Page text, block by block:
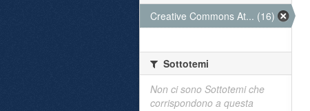
Creative Commons At... (16)
Sottotemi
Non ci sono Sottotemi che
corrispondono a questa